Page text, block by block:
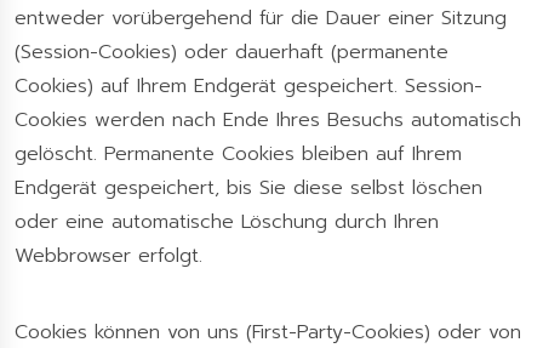
entweder vorübergehend für die Dauer einer Sitzung
(Session-Cookies) oder dauerhaft (permanente
Cookies) auf Ihrem Endgerät gespeichert. Session-
Cookies werden nach Ende Ihres Besuchs automatisch
gelöscht. Permanente Cookies bleiben auf Ihrem
Endgerät gespeichert, bis Sie diese selbst löschen
oder eine automatische Löschung durch Ihren
Webbrowser erfolgt.
Cookies können von uns (First-Party-Cookies) oder von